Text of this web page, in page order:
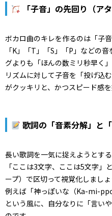
「子音」の先回り（ア
ボカロ曲のキレを作るのは「子音
「K」「T」「S」「P」などの
グよりも「ほんの数ミリ秒早く
リズムに対して子音を「投げ込
がクッキリと、かつスピード感を
歌詞の「音素分解」と
長い歌詞を一気に捉えようとす
「ここは3文字、ここは5文字
ープ）で区切って視覚化しましょ
例えば「神っぽいな（Ka-mi-
という風に、自分なりに「言い